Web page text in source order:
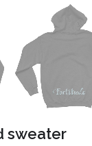
sweater